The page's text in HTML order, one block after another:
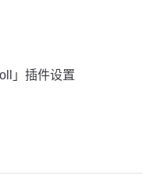
」插件设置